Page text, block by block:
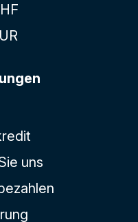
uns